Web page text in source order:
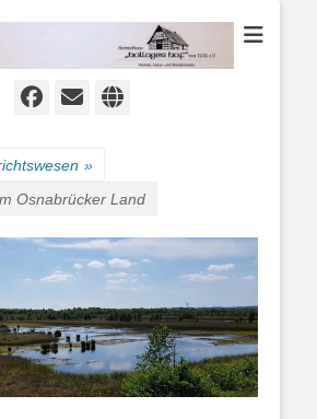
Heimathaus
Hollager Hof v.
Facebook
E-
Website
»
Osnabrücker Land